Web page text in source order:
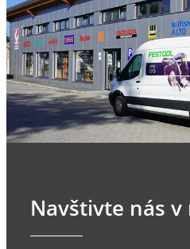
Navštivte nás